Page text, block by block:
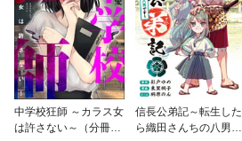
中学校狂師 ～カラス女
は許さない～（分冊
信長公弟記～転生した
ら織田さんちの八男に